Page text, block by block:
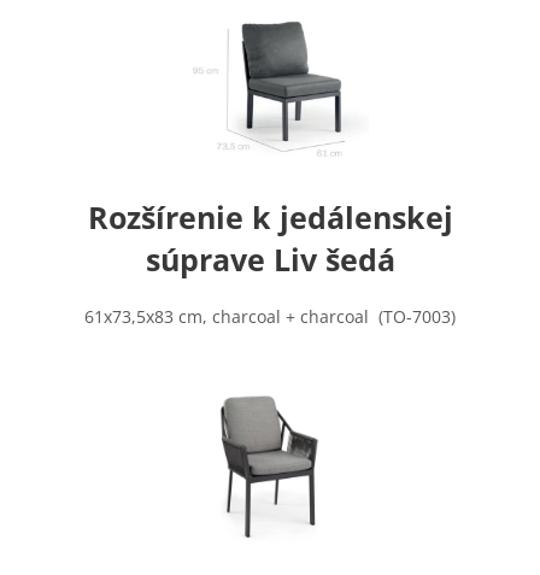
Rozšírenie k jedálenskej
súprave Liv šedá
61x73,5x83 cm, charcoal + charcoal (TO-7003)